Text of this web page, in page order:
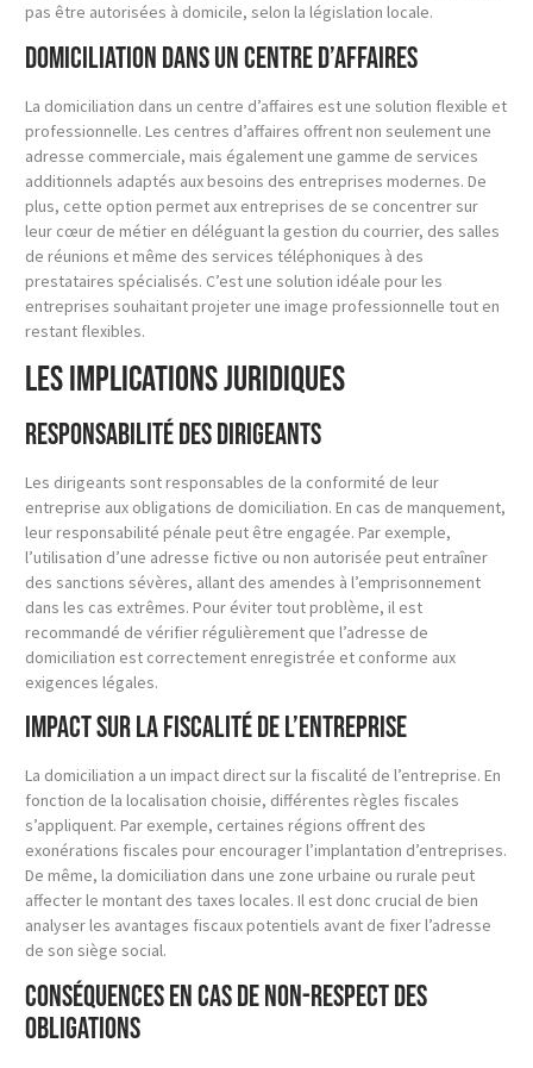
pas être autorisées à domicile, selon la législation locale.
Domiciliation dans un centre d’affaires
La domiciliation dans un centre d’affaires est une solution flexible et
professionnelle. Les centres d’affaires offrent non seulement une
adresse commerciale, mais également une gamme de services
additionnels adaptés aux besoins des entreprises modernes. De
plus, cette option permet aux entreprises de se concentrer sur
leur cœur de métier en déléguant la gestion du courrier, des salles
de réunions et même des services téléphoniques à des
prestataires spécialisés. C’est une solution idéale pour les
entreprises souhaitant projeter une image professionnelle tout en
restant flexibles.
Les implications juridiques
Responsabilité des dirigeants
Les dirigeants sont responsables de la conformité de leur
entreprise aux obligations de domiciliation. En cas de manquement,
leur responsabilité pénale peut être engagée. Par exemple,
l’utilisation d’une adresse fictive ou non autorisée peut entraîner
des sanctions sévères, allant des amendes à l’emprisonnement
dans les cas extrêmes. Pour éviter tout problème, il est
recommandé de vérifier régulièrement que l’adresse de
domiciliation est correctement enregistrée et conforme aux
exigences légales.
Impact sur la fiscalité de l’entreprise
La domiciliation a un impact direct sur la fiscalité de l’entreprise. En
fonction de la localisation choisie, différentes règles fiscales
s’appliquent. Par exemple, certaines régions offrent des
exonérations fiscales pour encourager l’implantation d’entreprises.
De même, la domiciliation dans une zone urbaine ou rurale peut
affecter le montant des taxes locales. Il est donc crucial de bien
analyser les avantages fiscaux potentiels avant de fixer l’adresse
de son siège social.
Conséquences en cas de non-respect des
obligations